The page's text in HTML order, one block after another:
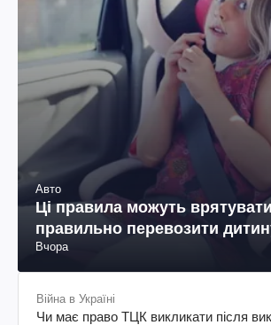
Авто
Ці правила можуть
правильно перевозити
Вчора
Війна в Україні
Чи має право ТЦК викликати після